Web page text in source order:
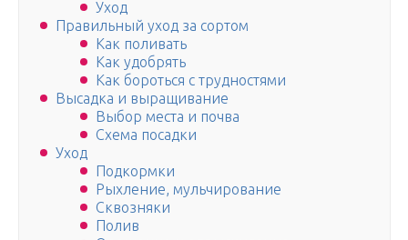
Уход
Правильный уход за сортом
Как поливать
Как удобрять
Как бороться с трудностями
Высадка и выращивание
Выбор места и почва
Схема посадки
Уход
Подкормки
Рыхление, мульчирование
Сквозняки
Полив